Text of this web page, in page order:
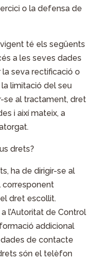
o la defensa de
té els següents
a les seves dades
la seva rectificació o
la limitació del seu
se al tractament, dret
i així mateix, a
drets?
ha de dirigir-se al
corresponent
dret escollit.
l’Autoritat de Control
addicional
de contacte
són el telèfon